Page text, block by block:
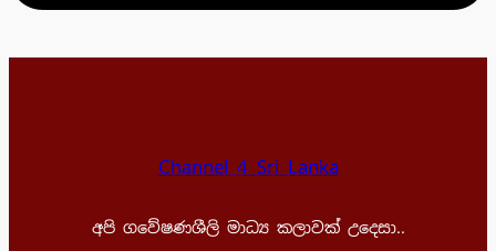
Channel 4 Sri Lanka
අපි ගවේෂණශීලි මාධ්‍ය කලාවක් උදෙසා..